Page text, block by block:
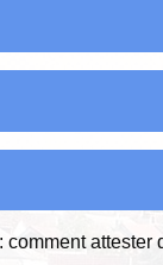
attester